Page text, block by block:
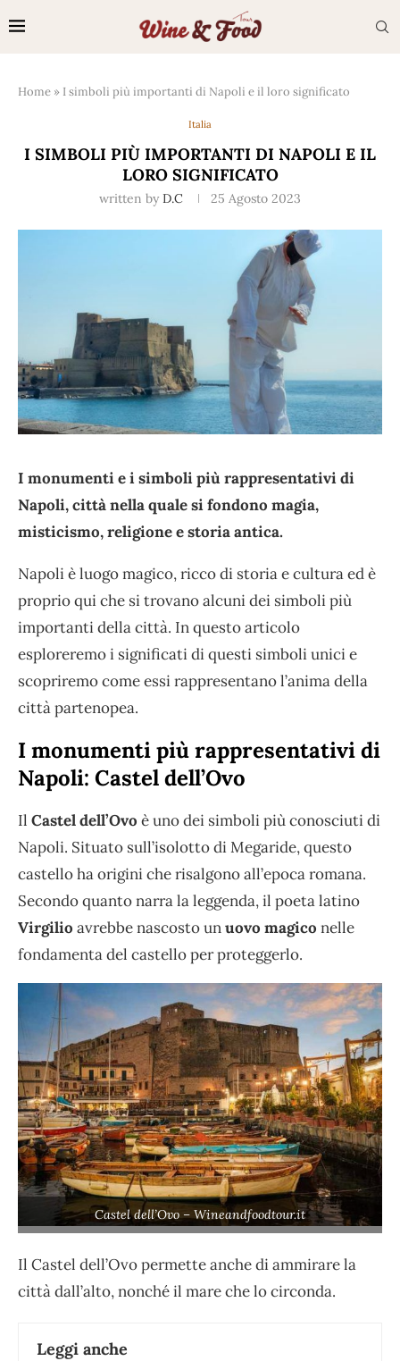
Home » I simboli più importanti di Napoli e il loro significato
Italia
I SIMBOLI PIÙ IMPORTANTI DI NAPOLI E IL
LORO SIGNIFICATO
written by D.C 25 Agosto 2023
I monumenti e i simboli più rappresentativi di
Napoli, città nella quale si fondono magia,
misticismo, religione e storia antica.
Napoli è luogo magico, ricco di storia e cultura ed è
proprio qui che si trovano alcuni dei simboli più
importanti della città. In questo articolo
esploreremo i significati di questi simboli unici e
scopriremo come essi rappresentano l’anima della
città partenopea.
I monumenti più rappresentativi di
Napoli: Castel dell’Ovo
Il Castel dell’Ovo è uno dei simboli più conosciuti di
Napoli. Situato sull’isolotto di Megaride, questo
castello ha origini che risalgono all’epoca romana.
Secondo quanto narra la leggenda, il poeta latino
Virgilio avrebbe nascosto unuovo magico nelle
fondamenta del castello per proteggerlo.
Castel dell’Ovo – Wineandfoodtour.it
Il Castel dell’Ovo permette anche di ammirare la
città dall’alto, nonché il mare che lo circonda.
Leggi anche